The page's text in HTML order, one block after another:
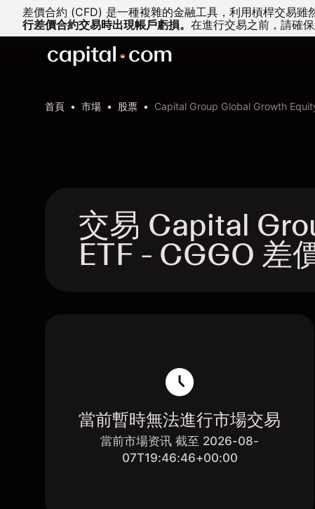
差價合約 (CFD) 是一種複雜的金融工具，利用槓桿交易雖
行差價合約交易時出現帳戶虧損。 在進行交易之前，請確
首頁 市場 股票 Capital Group Global Growth
交易 Capital
ETF - CGGO 差
當前暫時無法進行市場交易
當前市場资讯 截至 2026-08-
07T19:46:46+00:00